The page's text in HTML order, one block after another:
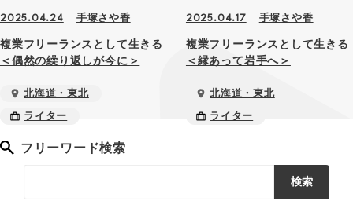
2025.04.24 手塚さや香
複業フリーランスとして生きる
＜偶然の繰り返しが今に＞
北海道・東北
ライター
2025.04.17 手塚さや香
複業フリーランスとして生きる
＜縁あって岩手へ＞
北海道・東北
ライター
フリーワード検索
検索